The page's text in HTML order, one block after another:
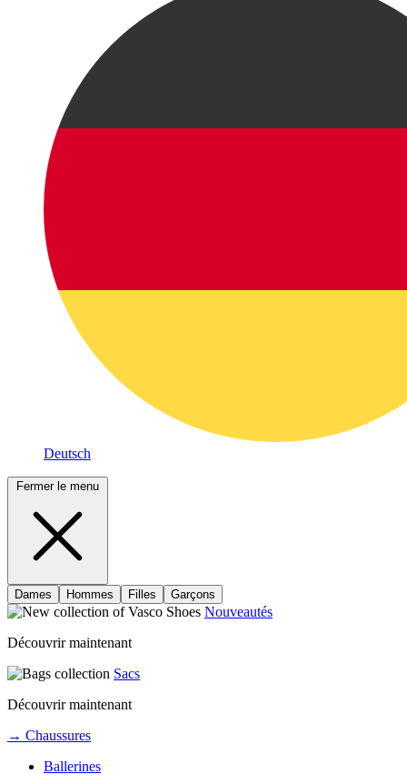
Deutsch
Fermer le menu
Dames Hommes Filles Garçons
Nouveautés
Découvrir maintenant
Sacs
Découvrir maintenant
→ Chaussures
Ballerines